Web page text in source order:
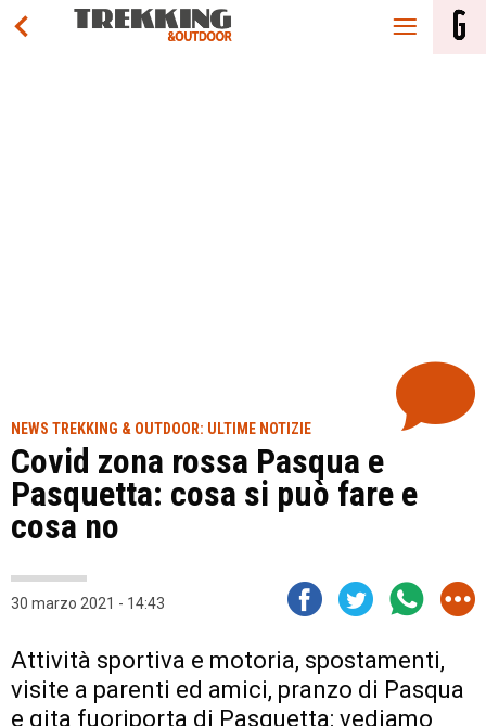
NEWS TREKKING & OUTDOOR: ULTIME NOTIZIE
Covid zona rossa Pasqua e
Pasquetta: cosa si può fare e
cosa no
30 marzo 2021 - 14:43
Attività sportiva e motoria, spostamenti,
visite a parenti ed amici, pranzo di Pasqua
e gita fuoriporta di Pasquetta: vediamo